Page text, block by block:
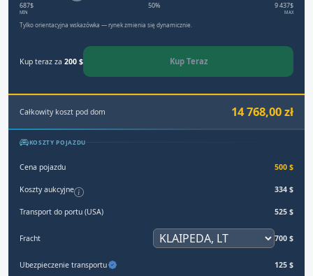
687$
MIN
50% 9 437$
MAX
Tylko orientacyjna wskazówka — rynek zmienia się dynamicznie.
Kup teraz za 200 $ Kup Teraz
Całkowity koszt pod dom 14 768,00 zł
KOSZTY POJAZDU
Cena pojazdu 500 $
Koszty aukcyjne 334 $
Transport do portu (USA) 525 $
Fracht 700 $
Ubezpieczenie transportu 125 $